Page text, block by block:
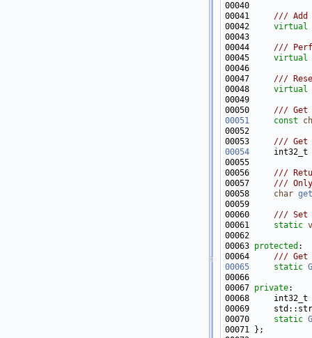
00040
00041
///
00042
virtual
00043
00044
///
00045
virtual
00046
00047
///
00048
virtual
00049
00050
/// Get
00051
const
00052
00053
/// Get
00054
    int32_t
00055
00056
///
00057
///
00058
char
00059
00060
/// Set
00061
static
00063 protected :
00064
/// Get
00065
static
00067 private
00070 static